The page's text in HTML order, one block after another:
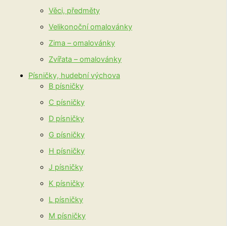
Věci, předměty
Velikonoční omalovánky
Zima – omalovánky
Zvířata – omalovánky
Písničky, hudební výchova
B písničky
C písničky
D písničky
G písničky
H písničky
J písničky
K písničky
L písničky
M písničky